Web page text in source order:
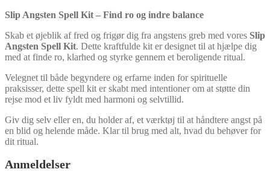
Slip Angsten Spell Kit – Find ro og indre balance
Skab et øjeblik af fred og frigør dig fra angstens greb med vores Slip
Angsten Spell Kit. Dette kraftfulde kit er designet til at hjælpe dig
med at finde ro, klarhed og styrke gennem et beroligende ritual.
Velegnet til både begyndere og erfarne inden for spirituelle
praksisser, dette spell kit er skabt med intentioner om at støtte din
rejse mod et liv fyldt med harmoni og selvtillid.
Giv dig selv eller en, du holder af, et værktøj til at håndtere angst på
en blid og helende måde. Klar til brug med alt, hvad du behøver for
dit ritual.
Anmeldelser